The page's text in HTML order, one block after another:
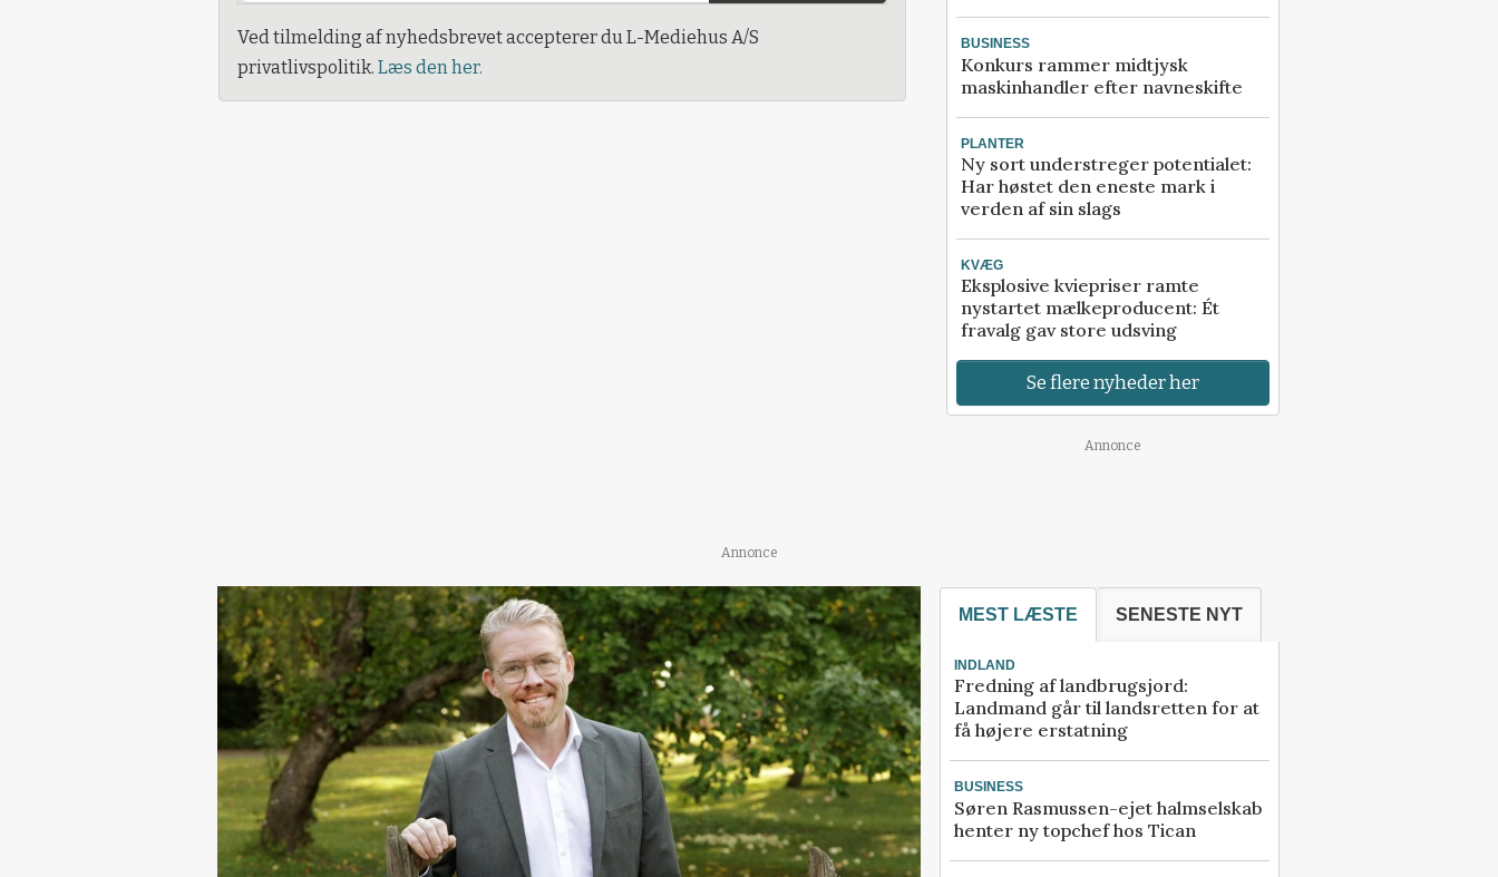
Ved tilmelding af nyhedsbrevet accepterer du L-Mediehus A/S
privatlivspolitik. Læs den her.
BUSINESS
Konkurs rammer midtjysk
maskinhandler efter navneskifte
PLANTER
Ny sort understreger potentialet:
Har høstet den eneste mark i
verden af sin slags
KVÆG
Eksplosive kviepriser ramte
nystartet mælkeproducent: Ét
fravalg gav store udsving
Se flere nyheder her
Annonce
Annonce
MEST LÆSTE SENESTE NYT
INDLAND
Fredning af landbrugsjord:
Landmand går til landsretten for at
få højere erstatning
BUSINESS
Søren Rasmussen-ejet halmselskab
henter ny topchef hos Tican